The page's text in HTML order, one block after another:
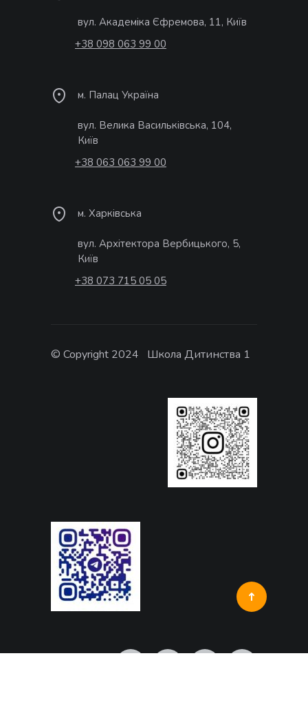
вул. Академіка Єфремова, 11, Київ
+38 098 063 99 00
м. Палац Україна
вул. Велика Васильківська, 104,
Київ
+38 063 063 99 00
м. Харківська
вул. Архітектора Вербицького, 5,
Київ
+38 073 715 05 05
© Copyright 2024 Школа Дитинства 1